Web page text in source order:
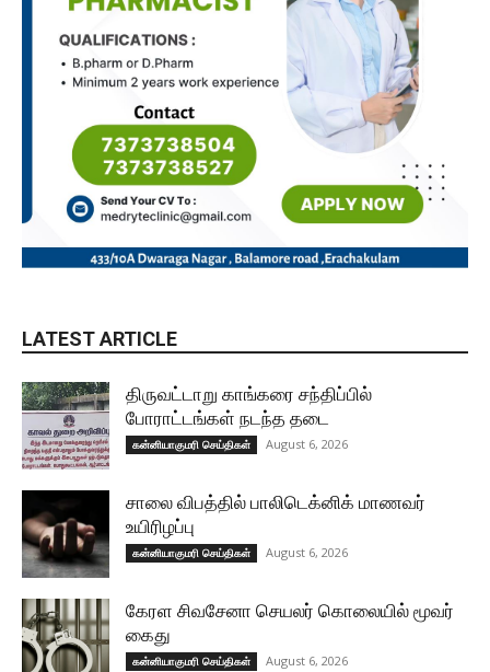
LATEST ARTICLE
திருவட்டாறு காங்கரை சந்திப்பில்
போராட்டங்கள் நடந்த தடை
கன்னியாகுமரி செய்திகள் August 6, 2026
சாலை விபத்தில் பாலிடெக்னிக் மாணவர்
உயிரிழப்பு
கன்னியாகுமரி செய்திகள் August 6, 2026
கேரள சிவசேனா செயலர் கொலையில் மூவர்
கைது
கன்னியாகுமரி செய்திகள் August 6, 2026